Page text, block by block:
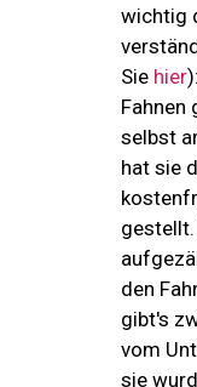
wichtig
Sie hier
Fahnen
selbst
hat sie
den
gibt's
vom
sie